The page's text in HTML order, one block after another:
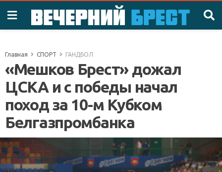
Главная СПОРТ ГАНДБОЛ
«Мешков Брест» дожал
ЦСКА и с победы начал
поход за 10-м Кубком
Белгазпромбанка